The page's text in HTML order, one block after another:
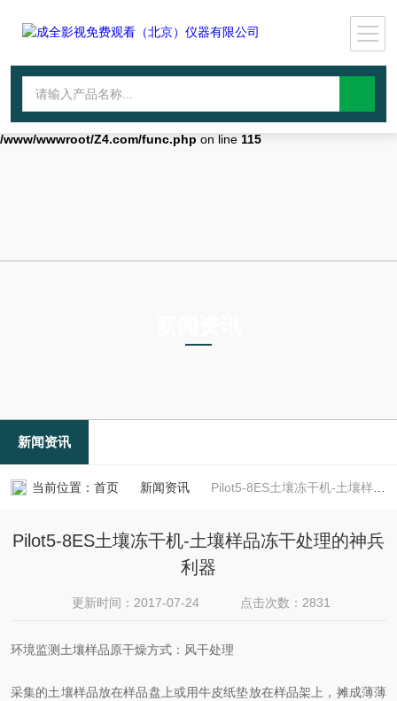
Warning: mkdir(): No space left on device in
file_put_contents(./cachefile_yuan/wwyjgs.com/cache/b1/efc17/
failed to open stream: No such file or directory in
/www/wwwroot/Z4.com/func.php on line 115
新闻资讯
当前位置： 首页 新闻资讯 Pilot5-8ES土壤冻干机-土壤样品冻干处理的神兵利器
Pilot5-8ES土壤冻干机-土壤样品冻干处理的神兵
利器
更新时间：2017-07-24 点击次数：2831
环境监测土壤样品原干燥方式：风干处理
采集的土壤样品放在样品盘上或用牛皮纸垫放在样品架上，摊成薄薄